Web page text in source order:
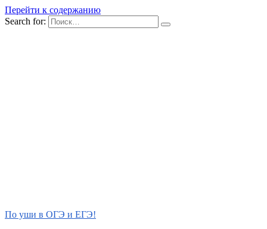
Перейти к содержанию
Search for:
По уши в ОГЭ и ЕГЭ!